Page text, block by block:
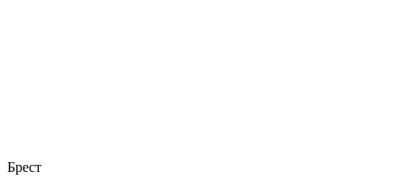
Брест